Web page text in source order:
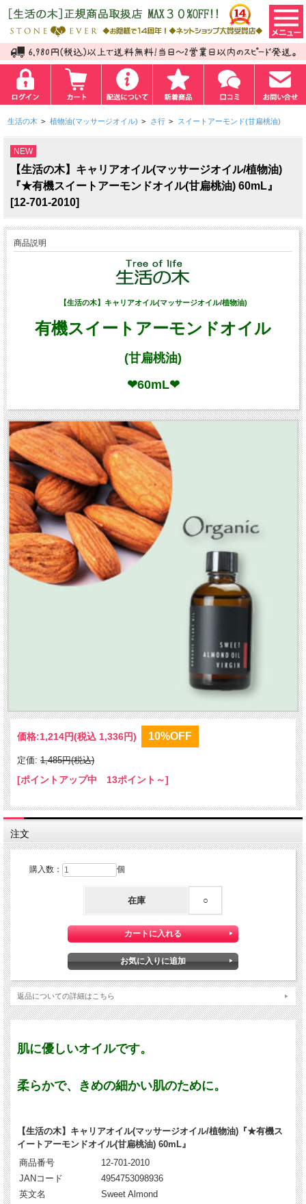
生活の木 > 植物油(マッサージオイル) > さ行 > スイートアーモンド(甘扁桃油)
NEW
【生活の木】キャリアオイル(マッサージオイル/植物油)
『★有機スイートアーモンドオイル(甘扁桃油) 60mL』
[12-701-2010]
商品説明
【生活の木】キャリアオイル(マッサージオイル/植物油)
有機スイートアーモンドオイル
(甘扁桃油)
❤60mL❤
価格:1,214円(税込 1,336円) 10%OFF
定価: 1,485円(税込)
[ポイントアップ中 13ポイント～]
注文
購入数： 個
在庫 ○
返品についての詳細はこちら
肌に優しいオイルです。
柔らかで、きめの細かい肌のために。
【生活の木】キャリアオイル(マッサージオイル/植物油)『★有機ス
イートアーモンドオイル(甘扁桃油) 60mL』
商品番号
12-701-2010
JANコード
4954753098936
英文名
Sweet Almond